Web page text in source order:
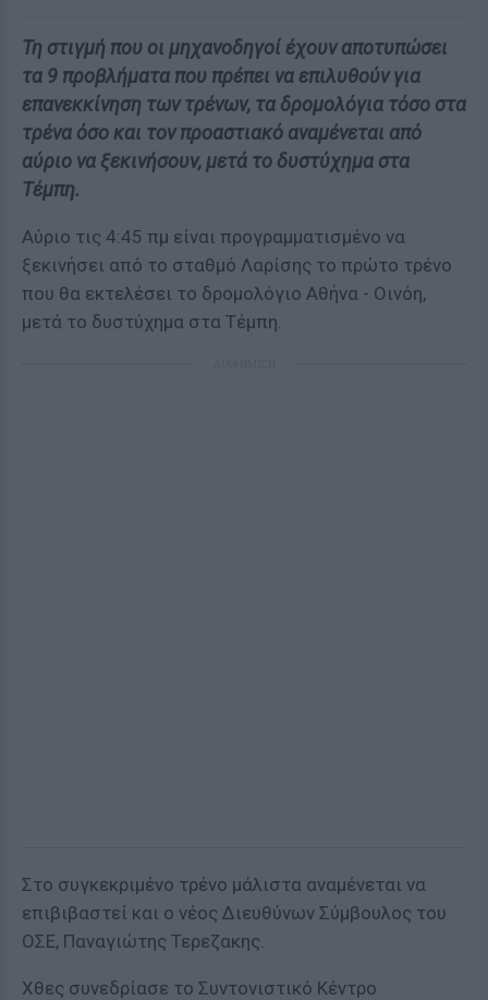
Τη στιγμή που οι μηχανοδηγοί έχουν αποτυπώσει
τα 9 προβλήματα που πρέπει να επιλυθούν για
επανεκκίνηση των τρένων, τα δρομολόγια τόσο στα
τρένα όσο και τον προαστιακό αναμένεται από
αύριο να ξεκινήσουν, μετά το δυστύχημα στα
Τέμπη.
Αύριο τις 4:45 πμ είναι προγραμματισμένο να
ξεκινήσει από το σταθμό Λαρίσης το πρώτο τρένο
που θα εκτελέσει το δρομολόγιο Αθήνα - Οινόη,
μετά το δυστύχημα στα Τέμπη.
Στο συγκεκριμένο τρένο μάλιστα αναμένεται να
επιβιβαστεί και ο νέος Διευθύνων Σύμβουλος του
ΟΣΕ, Παναγιώτης Τερεζακης.
Χθες συνεδρίασε το Συντονιστικό Κέντρο